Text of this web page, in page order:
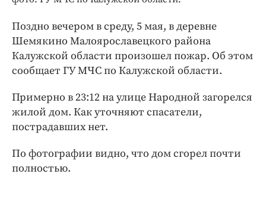
Интересное чтиво
Бренд года
Работодатель года
Поздно вечером в среду, 5 мая, в деревне
Шемякино Малоярославецкого района
Калужской области произошел пожар. Об этом
сообщает ГУ МЧС по Калужской области.
Примерно в 23:12 на улице Народной загорелся
жилой дом. Как уточняют спасатели,
пострадавших нет.
По фотографии видно, что дом сгорел почти
полностью.